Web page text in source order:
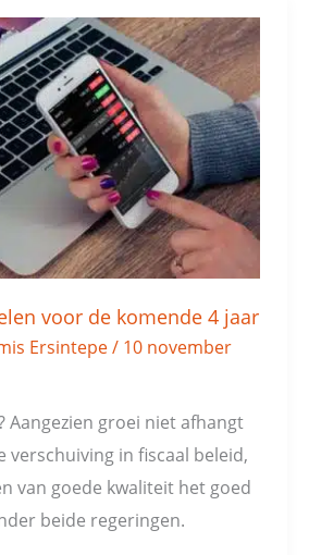
voor de komende 4 jaar
Ersintepe/ 10 november
Aangezien groei niet afhangt
verschuiving in fiscaal beleid,
van goede kwaliteit het goed
beide regeringen.